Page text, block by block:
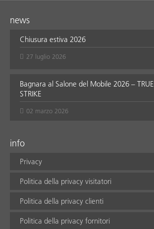
news
Chiusura estiva 2026
27 luglio 2026
Bagnara al Salone del Mobile 2026 – TRUE
STRIKE
02 marzo 2026
info
Privacy
Politica della privacy visitatori
Politica della privacy clienti
Politica della privacy fornitori